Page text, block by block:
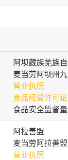
阿坝藏族羌族
麦当劳阿坝州
营业执照
食品经营许可证
食品安全监督
阿拉善盟
麦当劳阿拉善
营业执照